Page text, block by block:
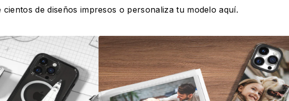
cientos de diseños impresos o personaliza tu modelo aquí.